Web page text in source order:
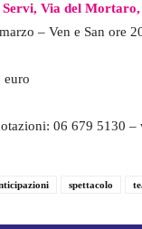
Servi, Via del
– Ven e San ore
euro
06 679 5130 –
spettacolo